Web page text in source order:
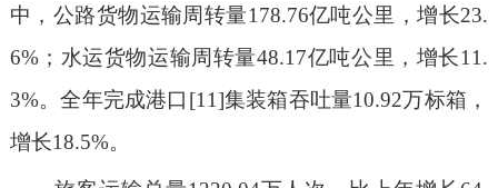
中，公路货物运输周转量178.76亿吨公里，增长23.
6%；水运货物运输周转量48.17亿吨公里，增长11.
3%。全年完成港口[11]集装箱吞吐量10.92万标箱，
增长18.5%。